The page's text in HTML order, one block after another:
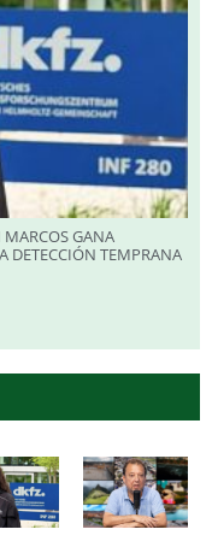
MARCOS GANA
DETECCIÓN TEMPRANA